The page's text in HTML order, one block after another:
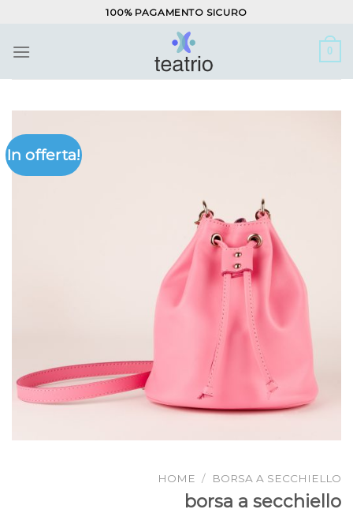
contenuti
100% PAGAMENTO SICURO
0
In offerta!
HOME / BORSA A SECCHIELLO
borsa a secchiello